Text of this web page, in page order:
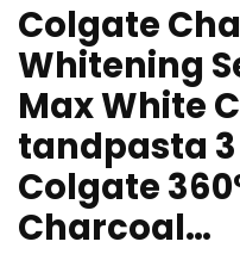
Colgate
Whitening
Max White
tandpasta 3
Colgate
Charcoal…